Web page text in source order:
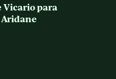
Vicario para